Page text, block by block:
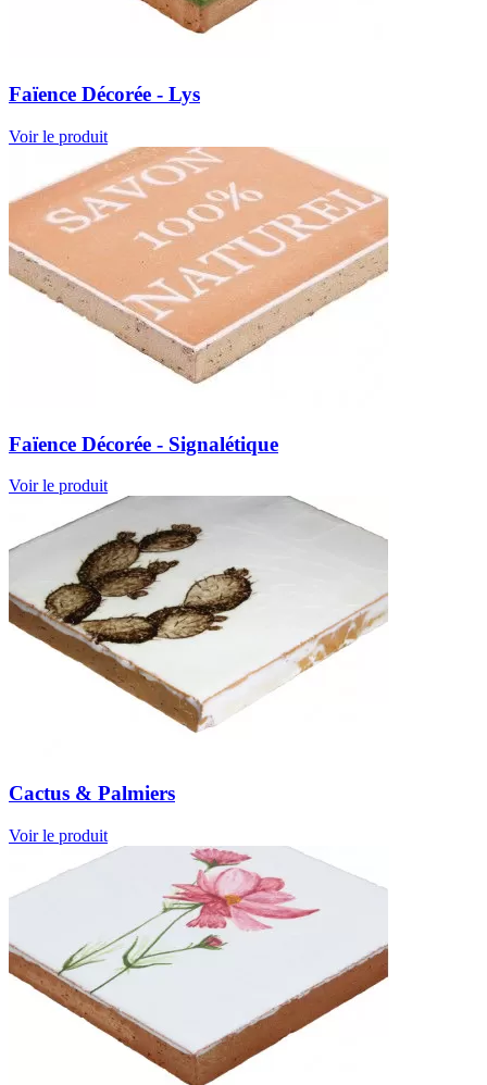
Faïence Décorée - Lys
Voir le produit
Faïence Décorée - Signalétique
Voir le produit
Cactus & Palmiers
Voir le produit